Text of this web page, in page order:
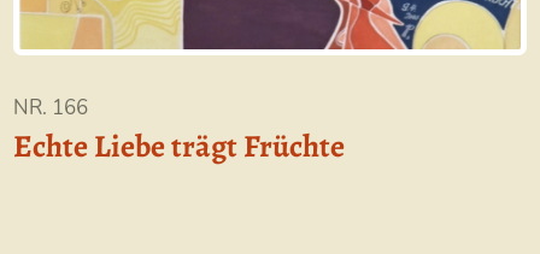
NR. 166
Echte Liebe trägt Früchte